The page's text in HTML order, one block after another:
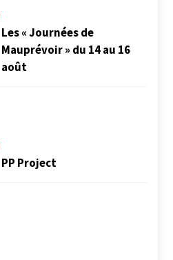
Les « Journées de
Mauprévoir » du 14 au 16
août
PP Project